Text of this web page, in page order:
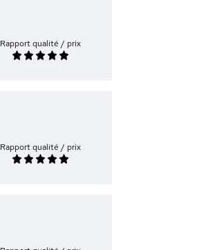
Rapport qualité / prix
Rapport qualité / prix